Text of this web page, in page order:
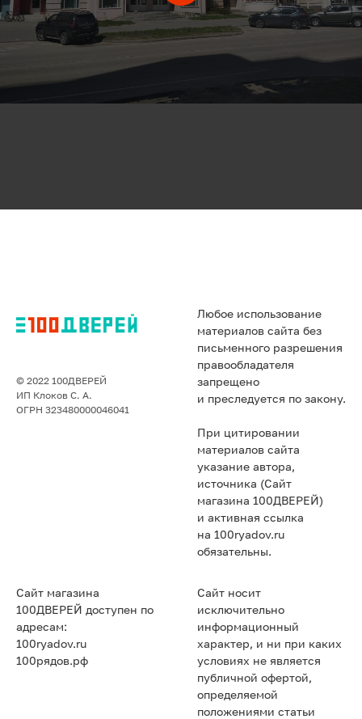
© 2022 100ДВЕРЕЙ
ИП Клоков С. А.
ОГРН 323480000046041
Любое использование
материалов сайта без
письменного разрешения
правообладателя
запрещено
и преследуется по закону.
При цитировании
материалов сайта
указание автора,
источника (Сайт
магазина 100ДВЕРЕЙ)
и активная ссылка
на 100ryadov.ru
обязательны.
Сайт магазина
100ДВЕРЕЙ доступен по
адресам:
100ryadov.ru
100рядов.рф
Сайт носит
исключительно
информационный
характер, и ни при каких
условиях не является
публичной офертой,
определяемой
положениями статьи